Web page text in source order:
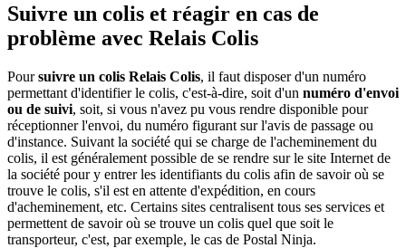
Suivre un colis et réagir en cas de
problème avec Relais Colis
Poursuivre un colis Relais Colis, il faut disposer d'un numéro
permettant d'identifier le colis, c'est-à-dire, soit d'un numéro d'envoi
ou de suivi, soit, si vous n'avez pu vous rendre disponible pour
réceptionner l'envoi, du numéro figurant sur l'avis de passage ou
d'instance. Suivant la société qui se charge de l'acheminement du
colis, il est généralement possible de se rendre sur le site Internet de
la société pour y entrer les identifiants du colis afin de savoir où se
trouve le colis, s'il est en attente d'expédition, en cours
d'acheminement, etc. Certains sites centralisent tous ses services et
permettent de savoir où se trouve un colis quel que soit le
transporteur, c'est, par exemple, le cas de Postal Ninja.